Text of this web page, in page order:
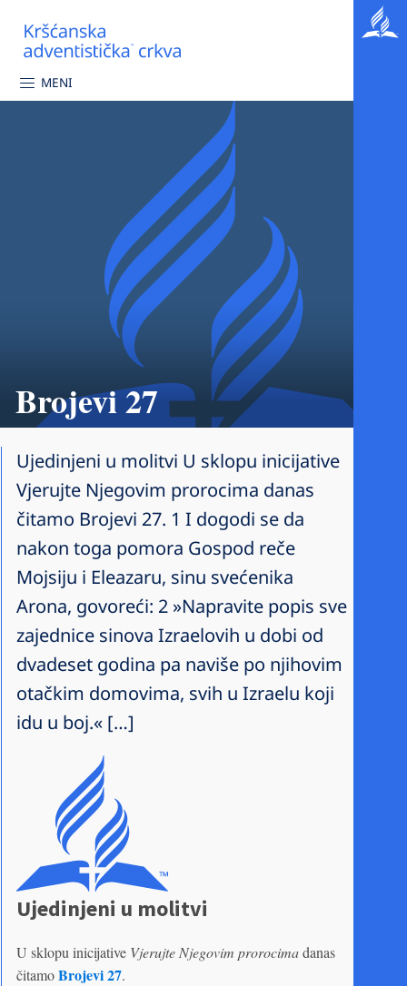
MENI
Brojevi 27
Ujedinjeni u molitvi U sklopu inicijative
Vjerujte Njegovim prorocima danas
čitamo Brojevi 27. 1 I dogodi se da
nakon toga pomora Gospod reče
Mojsiju i Eleazaru, sinu svećenika
Arona, govoreći: 2 »Napravite popis sve
zajednice sinova Izraelovih u dobi od
dvadeset godina pa naviše po njihovim
otačkim domovima, svih u Izraelu koji
idu u boj.« […]
Ujedinjeni u molitvi
U sklopu inicijative Vjerujte Njegovim prorocimadanas
čitamoBrojevi 27.